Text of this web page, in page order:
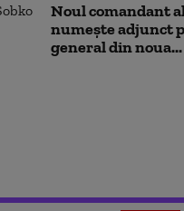
Noul comandant
numește adjunct
general din noua...